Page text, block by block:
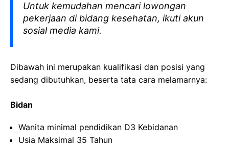
Untuk kemudahan mencari lowongan
pekerjaan di bidang kesehatan, ikuti akun
sosial media kami.
Dibawah ini merupakan kualifikasi dan posisi yang
sedang dibutuhkan, beserta tata cara melamarnya:
Bidan
Wanita minimal pendidikan D3 Kebidanan
Usia Maksimal 35 Tahun